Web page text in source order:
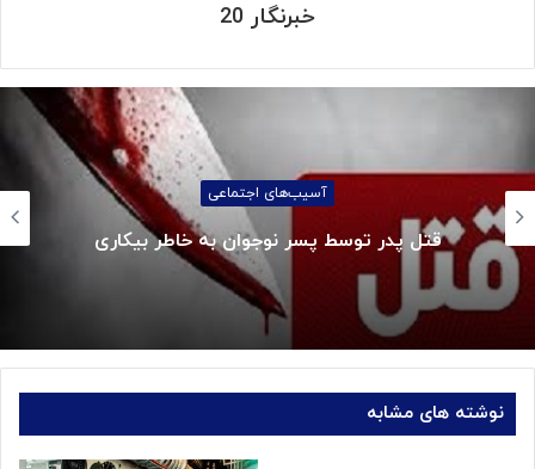
خبرنگار 20
آسیب‌های اجتماعی
قتل پدر توسط پسر نوجوان به خاطر بیکاری
نوشته های مشابه